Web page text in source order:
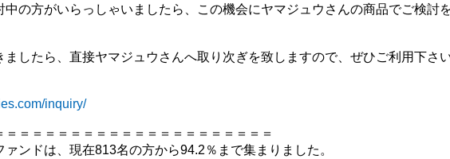
中の方がいらっしゃいましたら、この機会にヤマジュウさんの商品でご検討
したら、直接ヤマジュウさんへ取り次ぎを致しますので、ぜひご利用下さい
inquiry/
＝＝＝＝＝＝＝＝＝＝＝＝＝＝＝＝＝＝＝＝＝
ンドは、現在813名の方から94.2％まで集まりました。